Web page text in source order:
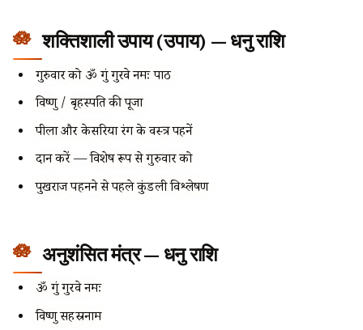
शक्तिशाली उपाय (उपाय) — धनु राशि
गुरुवार को ॐ गुं गुरवे नमः पाठ
विष्णु / बृहस्पति की पूजा
पीला और केसरिया रंग के वस्त्र पहनें
दान करें — विशेष रूप से गुरुवार को
पुखराज पहनने से पहले कुंडली विश्लेषण
अनुशंसित मंत्र — धनु राशि
ॐ गुं गुरवे नमः
विष्णु सहस्रनाम